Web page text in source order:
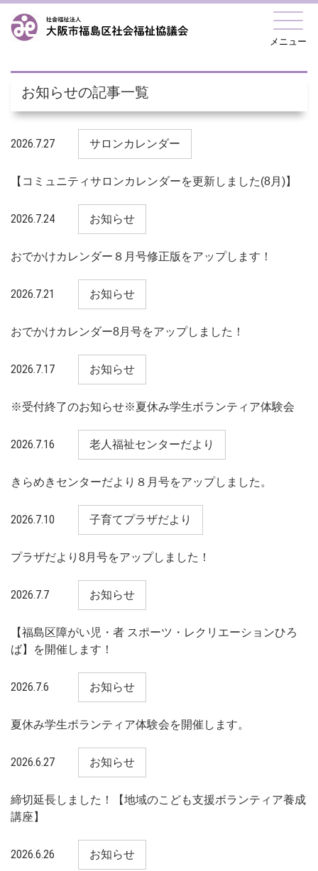
メニュー
お知らせの記事一覧
2026.7.27 サロンカレンダー
【コミュニティサロンカレンダーを更新しました(8月)】
2026.7.24 お知らせ
おでかけカレンダー８月号修正版をアップします！
2026.7.21 お知らせ
おでかけカレンダー8月号をアップしました！
2026.7.17 お知らせ
※受付終了のお知らせ※夏休み学生ボランティア体験会
2026.7.16 老人福祉センターだより
きらめきセンターだより８月号をアップしました。
2026.7.10 子育てプラザだより
プラザだより8月号をアップしました！
2026.7.7 お知らせ
【福島区障がい児・者 スポーツ・レクリエーションひろ
ば】を開催します！
2026.7.6 お知らせ
夏休み学生ボランティア体験会を開催します。
2026.6.27 お知らせ
締切延長しました！【地域のこども支援ボランティア養成
講座】
2026.6.26 お知らせ